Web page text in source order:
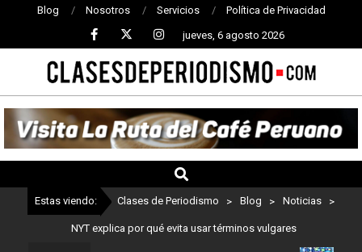
Blog Nosotros Servicios Política de Privacidad
jueves, 6 agosto 2026
CLASES
DE
PERIODISMO
Estas viendo: Clases de Periodismo > Blog > Noticias >
NYT explica por qué evita usar términos vulgares